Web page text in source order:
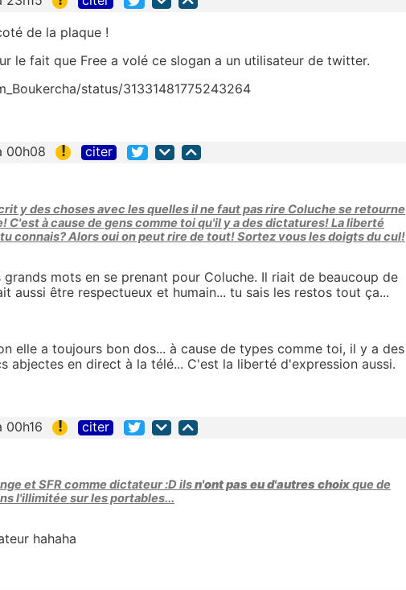
de la plaque !
le fait que Free a volé ce slogan a un utilisateur de twitter.
status/31331481775243264
00h08 ! citer
y des choses avec les quelles il ne faut pas rire Coluche se retourne
C'est à cause de gens comme toi qu'il y a des dictatures! La liberté
connais? Alors oui on peut rire de tout! Sortez vous les doigts du cul!
mots en se prenant pour Coluche. Il riait de beaucoup de
aussi être respectueux et humain... tu sais les restos tout ça...
elle a toujours bon dos... à cause de types comme toi, il y a des
abjectes en direct à la télé... C'est la liberté d'expression aussi.
00h16 ! citer
et SFR comme dictateur :D ilsn'ont pas eu d'autres choixque de
l'illimitée sur les portables...
hahaha